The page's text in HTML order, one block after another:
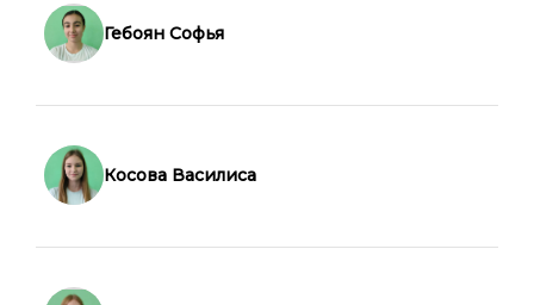
Гебоян Софья
Косова Василиса